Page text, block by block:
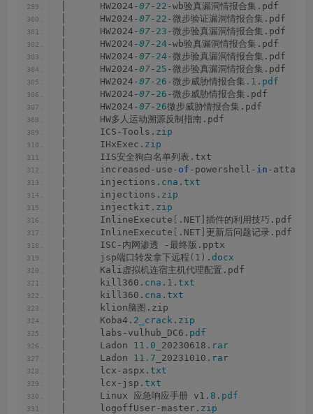
│      HW2024-07- 22 -wb验真漏洞情报合集.pdf
│      HW2024-07- 22 -微步验证漏洞情报合集.pdf
│      HW2024-07- 23 -微步验真漏洞情报合集.pdf
│      HW2024-07- 24-wb验真漏洞情报合集.pdf
│      HW2024-07- 24-微步验真漏洞情报合集.pdf
│      HW2024-07- 25 -微步验真漏洞情报合集.pdf
│      HW2024-07- 26 -微步威胁情报合集 .1 . pdf
│      HW2024-07- 26 -微步威胁情报合集.pdf
│      HW2024-07- 26微步威胁情报合集.pdf
│      HW多人运动溯源反制指南.pdf
│      ICS-Tools. zip
│      IHxExec. zip
│      IIS安全狗白名单列表.txt
│      increased-use-of -powershell- in -
│      injections. cna . txt
│      injections. zip
│      injectkit. zip
│      InlineExecute
.NET 插件的利用技巧.pdf
│      InlineExecute
.NET 更新后问题记录.pdf
│      ISC-内网渗透 -最终版.pptx
│      jsp端口转发拿下远程 ( 1 ) . docx
│      Kali虚拟机连宿主机代理配置.pdf
│      kill360. cna . 1 . txt
│      kill360. cna . txt
│      klion脑图.zip
│      Koba4. 2_crack . zip
│      labs-vulhub_DC6. pdf
│      Ladon 11.0 _20230618. rar
│      Ladon 11.7 _20231010. rar
│      lcx-aspx. txt
│      lcx-jsp. txt
│      Linux 应急响应手册 v1. 8 . pdf
│      logoffUser-master. zip